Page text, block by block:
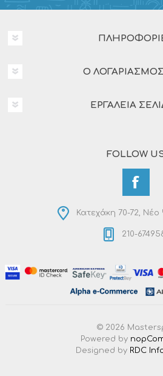
Ο
ΕΡΓΑΛΕΊΑ
FOLLOW
Κατεχάκη 70-72, Νέο
210-
© 2026
Powered by
Designed by RDC